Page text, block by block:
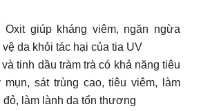
Oxit giúp kháng viêm, ngăn ngừa
da khỏi tác hại của tia UV
tinh dầu tràm trà có khả năng tiêu
sát trùng cao, tiêu viêm, làm
làm lành da tổn thương